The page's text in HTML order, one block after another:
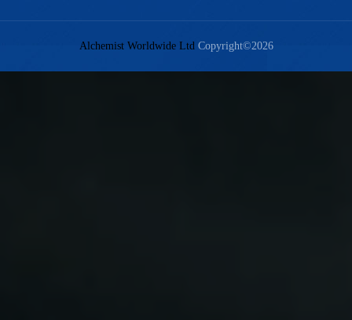
Alchemist Worldwide LtdCopyright©2026